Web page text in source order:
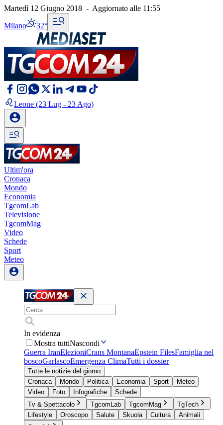
Martedì 12 Giugno 2018 - Aggiornato alle 11:55
Milano 32°
Leone (23 Lug - 23 Ago)
Ultim'ora
Cronaca
Mondo
Economia
TgcomLab
Televisione
TgcomMag
Video
Schede
Sport
Meteo
In evidenza
Mostra tuttiNascondi
Guerra IranElezioniCrans MontanaEpstein FilesFamiglia nel
boscoGarlascoEmergenza ClimaTutti i dossier
Tutte le notizie del giorno
Cronaca
Mondo Politica Economia Sport
Meteo
Video
Foto Infografiche
Schede
Tv & Spettacolo
TgcomLab TgcomMag
TgTech
Lifestyle
Oroscopo Salute Skuola Cultura
Animali